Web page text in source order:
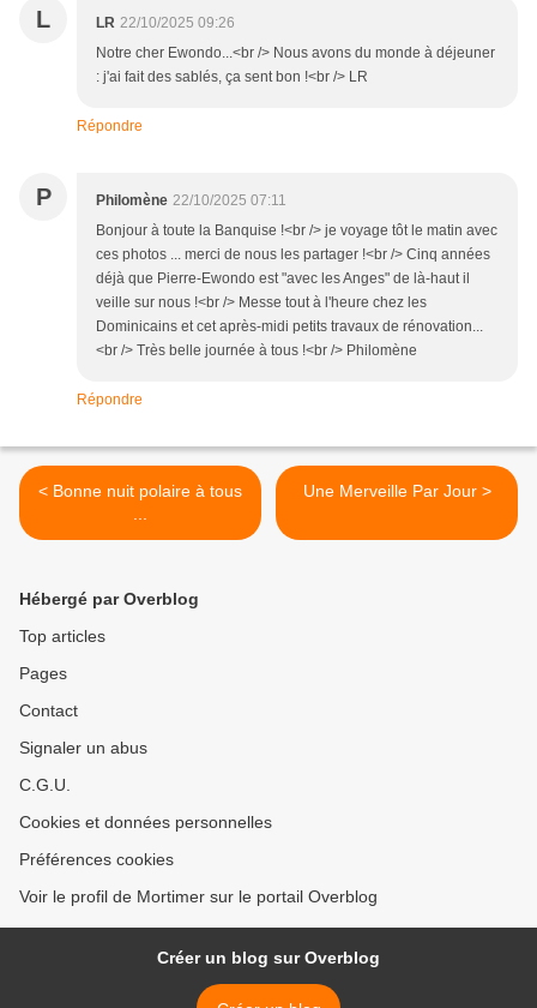
L LR 22/10/2025 09:26
Notre cher Ewondo...<br /> Nous avons du monde à déjeuner
: j'ai fait des sablés, ça sent bon !<br /> LR
Répondre
P Philomène 22/10/2025 07:11
Bonjour à toute la Banquise !<br /> je voyage tôt le matin avec
ces photos ... merci de nous les partager !<br /> Cinq années
déjà que Pierre-Ewondo est "avec les Anges" de là-haut il
veille sur nous !<br /> Messe tout à l'heure chez les
Dominicains et cet après-midi petits travaux de rénovation...
<br /> Très belle journée à tous !<br /> Philomène
Répondre
< Bonne nuit polaire à tous
Une Merveille Par Jour >
Hébergé par Overblog
Top articles
Pages
Contact
Signaler un abus
C.G.U.
Cookies et données personnelles
Préférences cookies
Voir le profil de Mortimer sur le portail Overblog
Créer un blog sur Overblog